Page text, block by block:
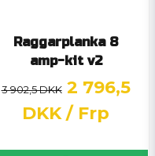
Raggarplanka 8
amp-kit v2
3 902,5 DKK 2 796,5
DKK / Frp